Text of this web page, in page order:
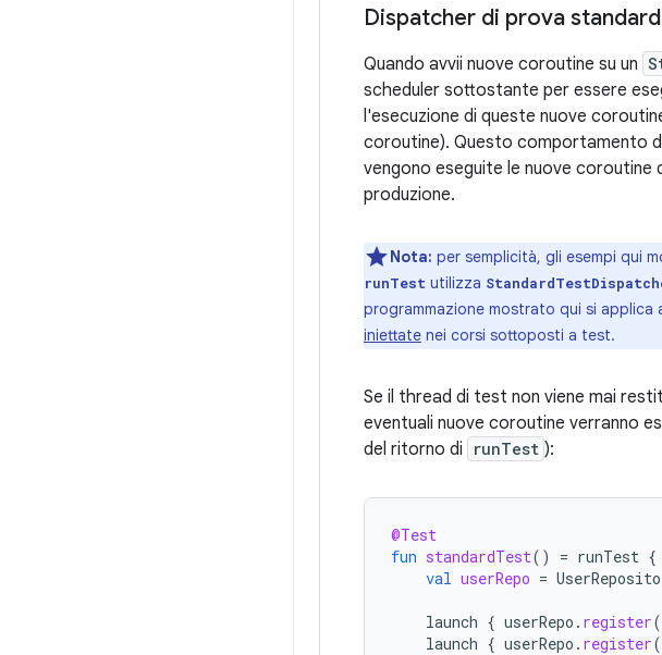
Dispatcher di prova standard
Quando avvii nuove coroutine su un
scheduler sottostante per essere
l'esecuzione di queste nuove
coroutine). Questo comportamento
vengono eseguite le nuove
produzione.
Nota: per semplicità, gli esempi qui
runTest utilizza
programmazione mostrato qui si applica
iniettate nei corsi sottoposti a test.
Se il thread di test non viene mai
eventuali nuove coroutine verranno
del ritorno di
runTest ):
@Test
fun standardTest() = runTest {
val userRepo =
launch { userRepo . register(
launch { userRepo . register(